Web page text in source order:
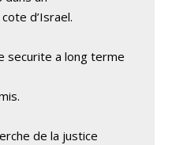
d’Israel.
securite a long terme
de la justice